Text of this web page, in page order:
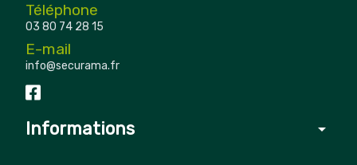
Téléphone
03 80 74 28 15
E-mail
info@securama.fr
Informations arrow_drop_down